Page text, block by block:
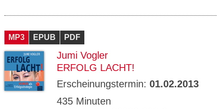
MP3 EPUB PDF
Jumi Vogler
ERFOLG LACHT!
Erscheinungstermin: 01.02.2013
435 Minuten